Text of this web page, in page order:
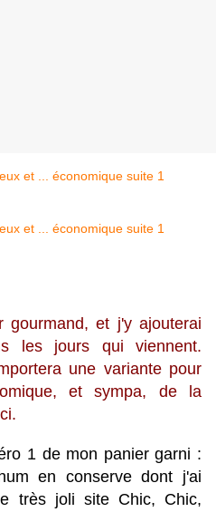
gourmand, et j'y ajouterai
les jours qui viennent.
une variante pour
et sympa, de la
1 de mon panier garni :
en conserve dont j'ai
très joli site Chic, Chic,